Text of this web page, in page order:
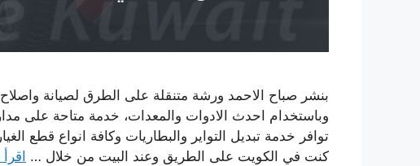
بنشر صباح الاحمد ورشة متنقلة على الطرق لصيانة
وباستخدام احدث الادوات والمعدات، خدمة متاحة على مدار
توافر خدمة تبديل التواير والبطاريات وكافة انواع قطع
كنت في الكويت على الطريق وعند البيت من خلال …